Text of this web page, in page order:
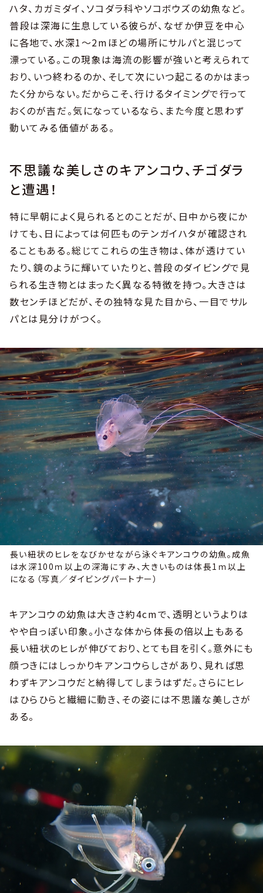
ハタ、カガミダイ、ソコダラ科やソコボウズの幼魚など。
普段は深海に生息している彼らが、なぜか伊豆を中心
に各地で、水深1〜2mほどの場所にサルパと混じって
漂っている。この現象は海流の影響が強いと考えられて
おり、いつ終わるのか、そして次にいつ起こるのかはまっ
たく分からない。だからこそ、行けるタイミングで行って
おくのが吉だ。気になっているなら、また今度と思わず
動いてみる価値がある。
不思議な美しさのキアンコウ、チゴダラ
と遭遇！
特に早朝によく見られるとのことだが、日中から夜にか
けても、日によっては何匹ものテンガイハタが確認され
ることもある。総じてこれらの生き物は、体が透けてい
たり、鏡のように輝いていたりと、普段のダイビングで見
られる生き物とはまったく異なる特徴を持つ。大きさは
数センチほどだが、その独特な見た目から、一目でサル
パとは見分けがつく。
長い紐状のヒレをなびかせながら泳ぐキアンコウの幼魚。成魚
は水深100ｍ以上の深海にすみ、大きいものは体長1ｍ以上
になる（写真／ダイビングパートナー）
キアンコウの幼魚は大きさ約4cmで、透明というよりは
やや白っぽい印象。小さな体から体長の倍以上もある
長い紐状のヒレが伸びており、とても目を引く。意外にも
顔つきにはしっかりキアンコウらしさがあり、見れば思
わずキアンコウだと納得してしまうはずだ。さらにヒレ
はひらひらと繊細に動き、その姿には不思議な美しさが
ある。